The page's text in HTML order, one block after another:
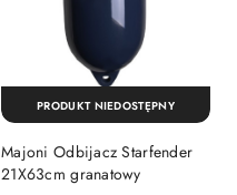
Majoni Odbijacz Starfender
21X63cm granatowy
PRODUKT NIEDOSTĘPNY